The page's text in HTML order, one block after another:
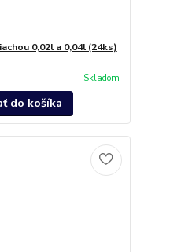
0,02l a 0,04l (24ks)
Skladom
do košíka